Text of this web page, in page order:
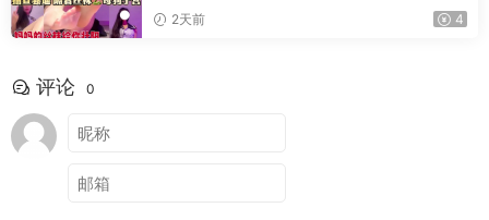
2天前 4
评论 0